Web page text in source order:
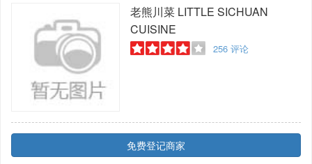
老熊川菜LITTLE SICHUAN
CUISINE
256评论
免费登记商家